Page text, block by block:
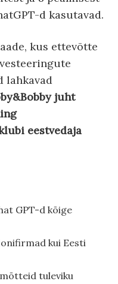
d kasutavad.
kus ettevõtte
lahkavad
juht
eestvedaja
GPT-d kõige
kui Eesti
tuleviku